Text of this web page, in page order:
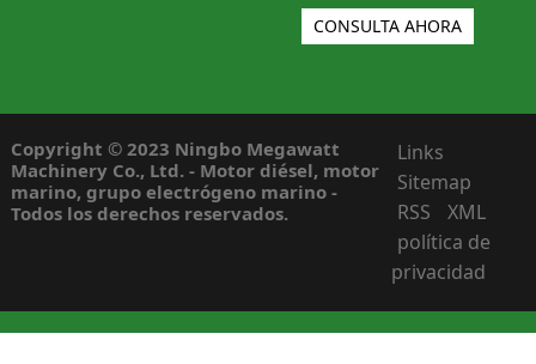
Copyright © 2023 Ningbo Megawatt
Machinery Co., Ltd. - Motor diésel, motor
marino, grupo electrógeno marino -
Todos los derechos reservados.
Links
Sitemap
RSS
XML
política de
privacidad